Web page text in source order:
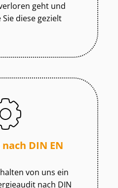
geht und
diese gezielt
DIN EN
von uns ein
nach DIN